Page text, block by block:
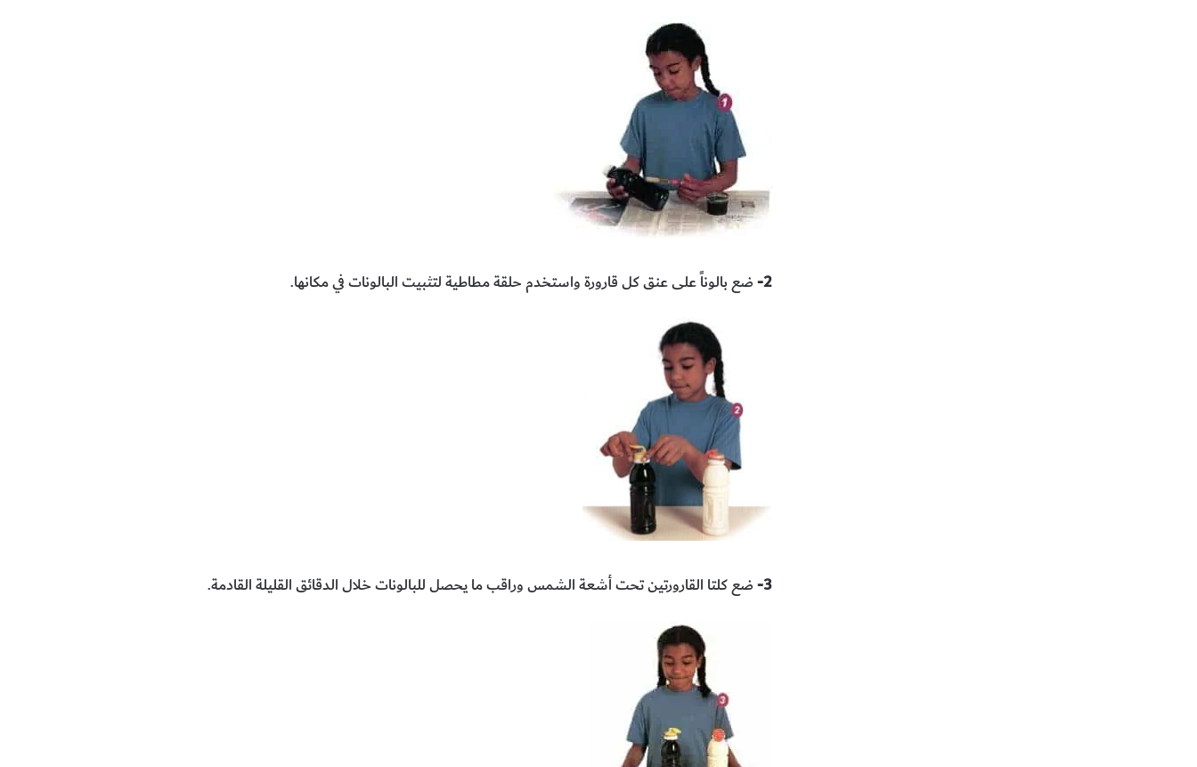
2- ضع بالوناً على عنق كل قارورة واستخدم حلقة مطاطية لتثبيت البالونات في مكانها.
3- ضع كلتا القارورتين تحت أشعة الشمس وراقب ما يحصل للبالونات خلال الدقائق القليلة القادمة.